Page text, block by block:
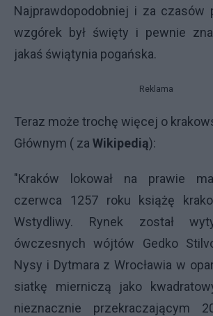
Najprawdopodobniej i za czasów
wzgórek był święty i pewnie
jakaś świątynia pogańska.
Reklama
Teraz może trochę więcej o
Głównym ( za Wikipedią):
"Kraków lokował na prawie
czerwca 1257 roku książę
Wstydliwy. Rynek został
ówczesnych wójtów Gedko
Nysy i Dytmara z Wrocławia w
siatkę mierniczą jako
nieznacznie przekraczającym